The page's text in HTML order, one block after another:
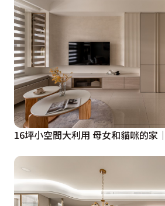
16坪小空間大利用 母女和貓咪的家